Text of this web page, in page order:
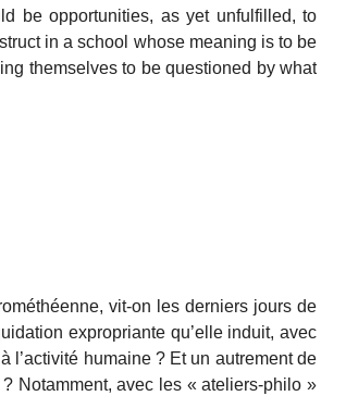
be opportunities, as yet unfulfilled, to
in a school whose meaning is to be
themselves to be questioned by what
vit-on les derniers jours de
expropriante qu’elle induit, avec
l’activité humaine ? Et un autrement de
Notamment, avec les «ateliers-philo »